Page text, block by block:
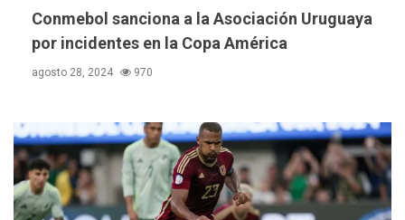
Conmebol sanciona a la Asociación Uruguaya
por incidentes en la Copa América
agosto 28, 2024 970